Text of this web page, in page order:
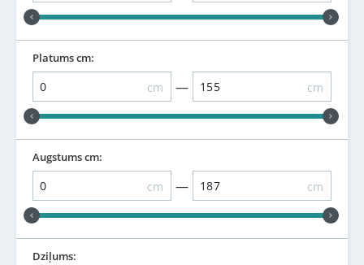
Platums cm:
cm — cm
Augstums cm:
cm — cm
Dziļums: